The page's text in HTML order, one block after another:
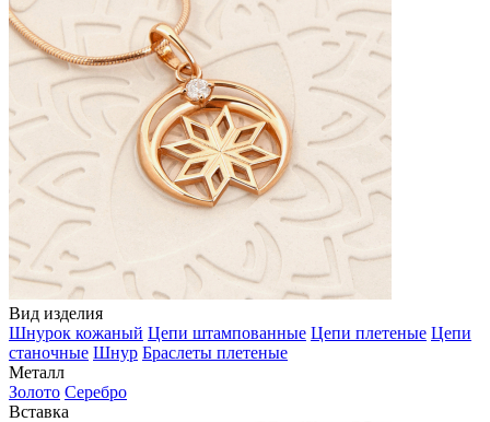
Вид изделия
Шнурок кожаный Цепи штампованные Цепи плетеные Цепи
станочные Шнур Браслеты плетеные
Металл
Золото Серебро
Вставка